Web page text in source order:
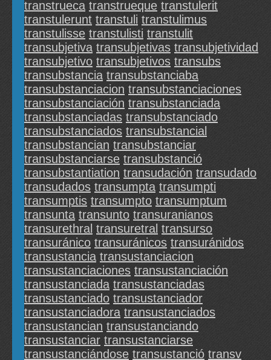
transtrueca transtrueque transtulerit
transtulerunt transtuli transtulimus
transtulisse transtulisti transtulit
transubjetiva transubjetivas transubjetividad
transubjetivo transubjetivos transubs
transubstancia transubstanciaba
transubstanciacion transubstanciaciones
transubstanciación transubstanciada
transubstanciadas transubstanciado
transubstanciados transubstancial
transubstancian transubstanciar
transubstanciarse transubstanció
transubstantiation transudación transudado
transudados transumpta transumpti
transumptis transumpto transumptum
transunta transunto transuranianos
transurethral transuretral transurso
transuránico transuránicos transuránidos
transustancia transustanciacion
transustanciaciones transustanciación
transustanciada transustanciadas
transustanciado transustanciador
transustanciadora transustanciados
transustancian transustanciando
transustanciar transustanciarse
transustanciándose transustanció transv